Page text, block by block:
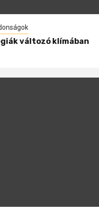
változó klímában